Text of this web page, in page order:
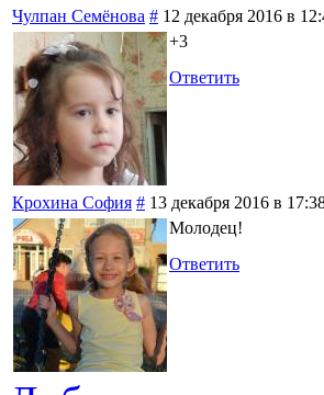
Чулпан Семёнова # 12 декабря 2016 в
+3
Ответить
Крохина София # 13 декабря 2016 в
Молодец!
Ответить